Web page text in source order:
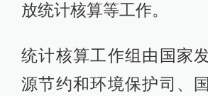
放统计核算等工作。
统计核算工作组由国家
源节约和环境保护司、